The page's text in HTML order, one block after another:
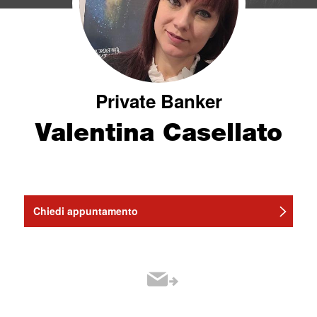
Private Banker
Valentina Casellato
Chiedi appuntamento